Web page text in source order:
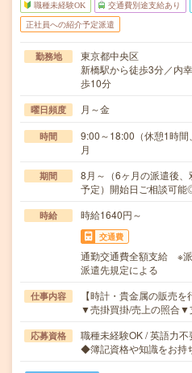
職種未経験OK 交通費別途支給あり
正社員への紹介予定派遣
勤務地
東京都中央区
新橋駅から徒歩3分／内
歩10分
曜日頻度 月～金
時間
9:00～18:00（休憩1時
月
期間
8月～（6ヶ月の派遣後
予定）開始日ご相談可
時給 時給1640円～
交通費
通勤交通費全額支給 ※
派遣先規定による
仕事内容
【時計・貴金属の販売
▼売掛買掛/売上の照合
応募資格
職種未経験OK / 英語力不
◆簿記資格や知識をお持